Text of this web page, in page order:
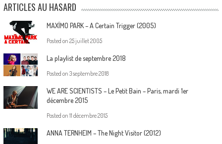
ARTICLES AU HASARD
MAXÏMO PARK – A Certain Trigger (2005)
Posted on 25 juillet 2005
La playlist de septembre 2018
Posted on 3 septembre 2018
WE ARE SCIENTISTS – Le Petit Bain – Paris, mardi 1er
décembre 2015
Posted on 11 décembre 2015
ANNA TERNHEIM – The Night Visitor (2012)